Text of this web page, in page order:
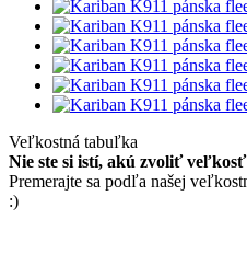
Veľkostná tabuľka
Nie ste si istí, akú zvoliť
Premerajte sa podľa našej
:)